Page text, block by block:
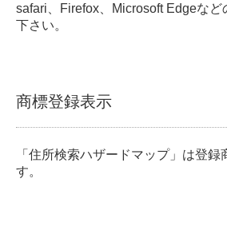
safari、Firefox、Microsoft Edgeなど
下さい。
商標登録表示
「住所検索ハザードマップ」は登
す。